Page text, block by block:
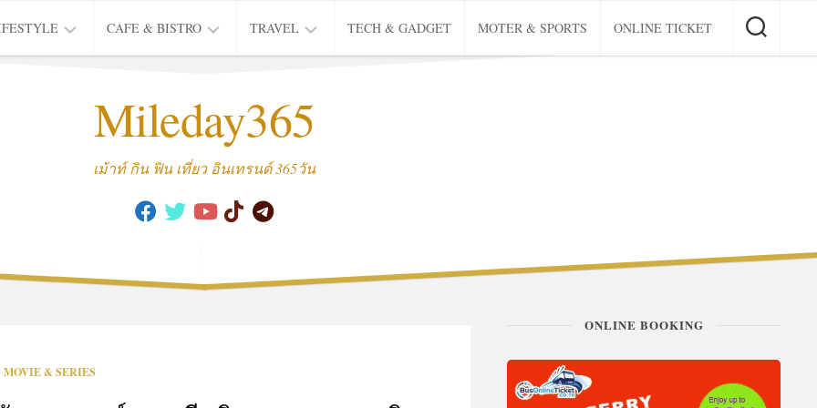
MOVIE
SERIES
CAFE & BISTRO
CAFE
TRAVEL
THAI
TRIP
TECH & GADGET MOTER & SPORTS ONLINE TICKET
Mileday365
เม้าท์ กิน ฟิน เที่ยว อินเทรนด์ 365วัน
MOVIE & SERIES
ONLINE BOOKING